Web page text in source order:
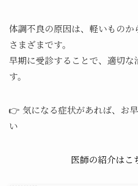
体調不良の原因は、軽いものか
さまざまです。
早期に受診することで、適切な
す。
👉 気になる症状があれば、お
い
医師の紹介はこ